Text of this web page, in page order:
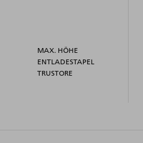
MAX. HÖHE
ENTLADESTAPEL
TRUSTORE